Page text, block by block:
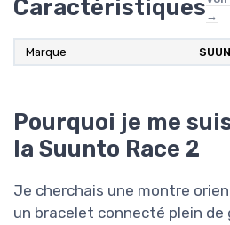
Caractéristiques →
Marque
Pourquoi je me
la Suunto Race 2
Je cherchais une montre
un bracelet connecté plein de